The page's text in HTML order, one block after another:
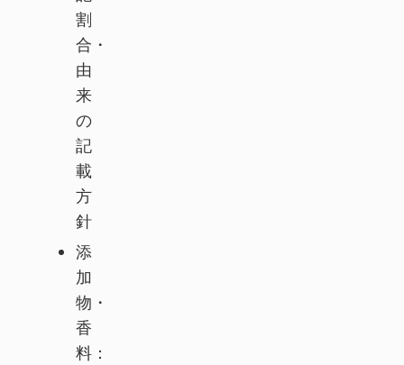
割
合・
由
来
の
記
載
方
針
添
加
物・
香
料：